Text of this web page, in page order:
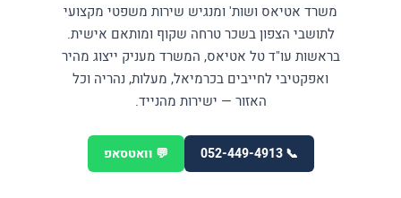
משרד אטיאס ושות' ומנגיש שירות משפטי מקצועי
לתושבי הצפון בשכר טרחה שקוף ומותאם אישית.
בראשות עו"ד טל אטיאס, המשרד מעניק ייצוג מהיר
ואפקטיבי לחייבים בכרמיאל, מעלות, נהריה וכל
האזור — ישירות מהנייד.
📞 052-449-4913 💬 וואטסאפ